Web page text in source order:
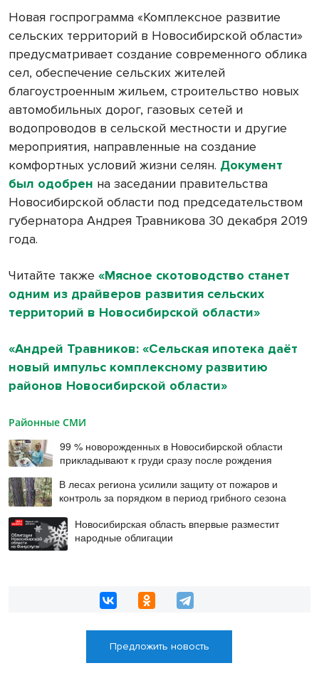
Новая госпрограмма «Комплексное развитие
сельских территорий в Новосибирской области»
предусматривает создание современного облика
сел, обеспечение сельских жителей
благоустроенным жильем, строительство новых
автомобильных дорог, газовых сетей и
водопроводов в сельской местности и другие
мероприятия, направленные на создание
комфортных условий жизни селян. Документ
был одобрен на заседании правительства
Новосибирской области под председательством
губернатора Андрея Травникова 30 декабря 2019
года.
Читайте также «Мясное скотоводство станет
одним из драйверов развития сельских
территорий в Новосибирской области»
«Андрей Травников: «Сельская ипотека даёт
новый импульс комплексному развитию
районов Новосибирской области»
Районные СМИ
99 % новорожденных в Новосибирской области
прикладывают к груди сразу после рождения
В лесах региона усилили защиту от пожаров и
контроль за порядком в период грибного сезона
Новосибирская область впервые разместит
народные облигации
Предложить новость